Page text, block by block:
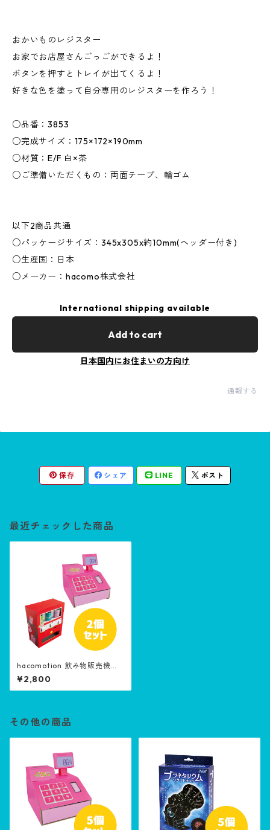
おかいものレジスター
お家でお店屋さんごっごができるよ！
ボタンを押すとトレイが出てくるよ！
好きな色を塗って自分専用のレジスターを作ろう！
○品番：3853
○完成サイズ：175×172×190mm
○材質：E/F 白×茶
○ご準備いただくもの：両面テープ、輪ゴム
以下2商品共通
○パッケージサイズ：345x305x約10mm(ヘッダー付き)
○生産国：日本
○メーカー：hacomo株式会社
International shipping available
Add to cart
日本国内にお住まいの方向け
通報する
保存 シェア LINE ポスト
最近チェックした商品
hacomotion 飲み物販売機・
おかいものレジスター 2個セッ
ト
¥2,800
その他の商品